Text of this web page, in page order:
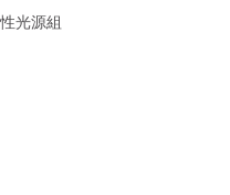
光源組